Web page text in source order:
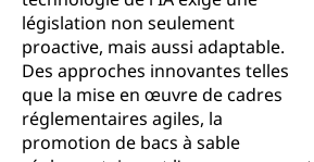
législation non seulement
proactive, mais aussi adaptable.
Des approches innovantes telles
que la mise en œuvre de cadres
réglementaires agiles, la
promotion de bacs à sable